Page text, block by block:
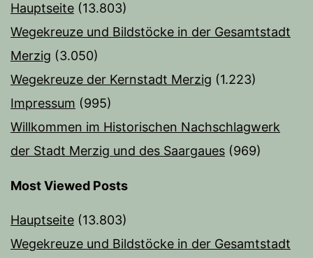
Hauptseite (13.803)
Wegekreuze und Bildstöcke in der Gesamtstadt
Merzig (3.050)
Wegekreuze der Kernstadt Merzig (1.223)
Impressum (995)
Willkommen im Historischen Nachschlagwerk
der Stadt Merzig und des Saargaues (969)
Most Viewed Posts
Hauptseite (13.803)
Wegekreuze und Bildstöcke in der Gesamtstadt